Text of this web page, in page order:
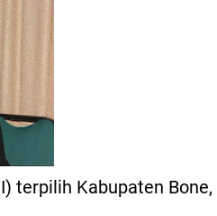
terpilih Kabupaten Bone,